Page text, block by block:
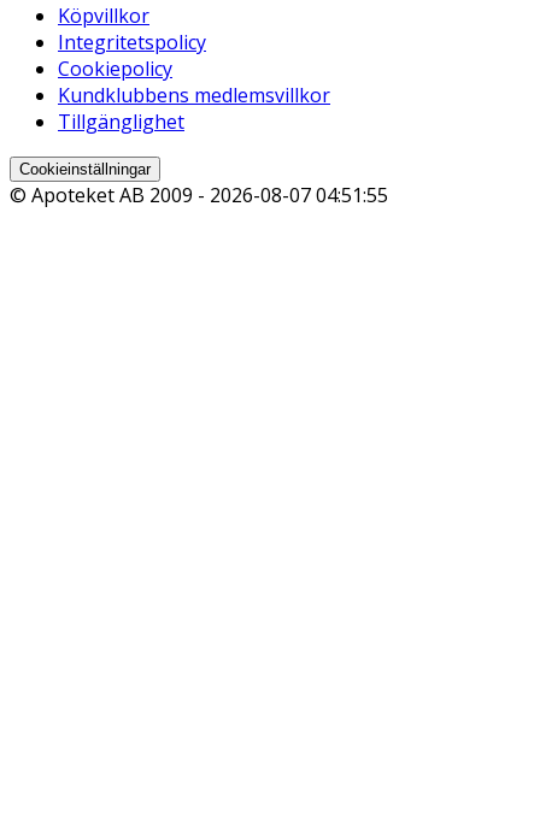
Köpvillkor
Integritetspolicy
Cookiepolicy
Kundklubbens medlemsvillkor
Tillgänglighet
Cookieinställningar
© Apoteket AB 2009 - 2026-08-07 04:51:55